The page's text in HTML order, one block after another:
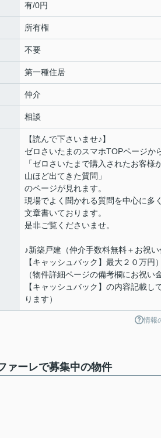
有/0円
所有権
不要
第一種住居
仲介
相談
【読んで下さいませ♪】
ゼロさいたまのスマホTOPページか
「ゼロさいたまで購入されたお客様
山ほど出てきた質問」
のページが見れます。
現場でよく聞かれる質問を中心に多
文章書いております。
是非ご覧くださいませ。
♪新築戸建（仲介手数料無料＋お祝い
【キャッシュバック】最大２０万円
（物件詳細ページの備考欄にお祝い
【キャッシュバック】の内容記載し
ります）
情報
ァーレで募集中の物件